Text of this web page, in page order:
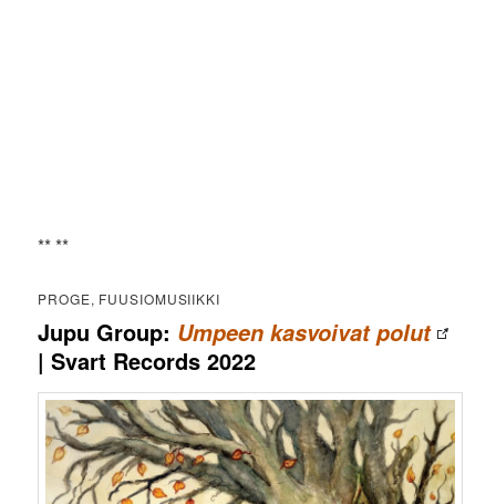
** **
PROGE, FUUSIOMUSIIKKI
Jupu Group: Umpeen kasvoivat polut
| Svart Records 2022